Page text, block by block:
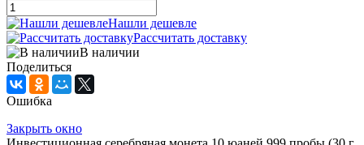
Нашли дешевле
Рассчитать доставку
В наличии
Поделиться
Ошибка
Закрыть окно